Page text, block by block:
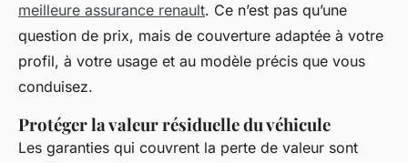
meilleure assurance renault. Ce n’est pas qu’une
question de prix, mais de couverture adaptée à votre
profil, à votre usage et au modèle précis que vous
conduisez.
Protéger la valeur résiduelle du véhicule
Les garanties qui couvrent la perte de valeur sont